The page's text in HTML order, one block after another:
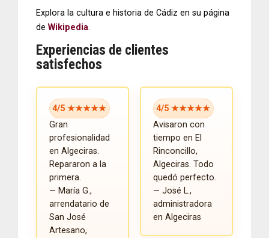
Explora la cultura e historia de Cádiz en su página
de Wikipedia.
Experiencias de clientes
satisfechos
4/5 ★★★★★
Gran
profesionalidad
en Algeciras.
Repararon a la
primera.
— María G.,
arrendatario de
San José
Artesano,
4/5 ★★★★★
Avisaron con
tiempo en El
Rinconcillo,
Algeciras. Todo
quedó perfecto.
— José L.,
administradora
en Algeciras